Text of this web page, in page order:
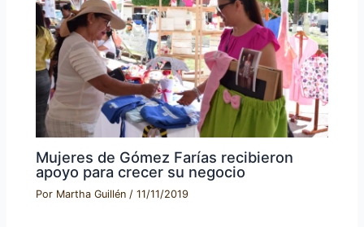
Mujeres de Gómez Farías recibieron
apoyo para crecer su negocio
Por Martha Guillén /11/11/2019